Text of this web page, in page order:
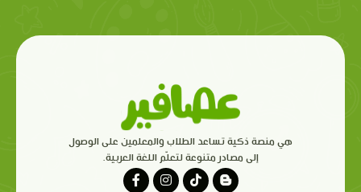
هي منصة ذكية تساعد الطلاب والمعلمين على الوصول
إلى مصادر متنوعة لتعلّم اللغة العربية.